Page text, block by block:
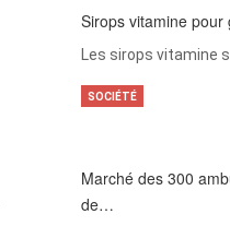
Sirops vitamine
Les sirops vitamine
Marché des 300
de…
SOCIÉTÉ